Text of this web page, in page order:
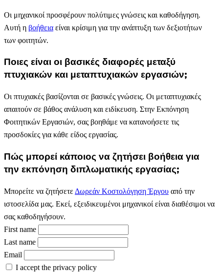
Οι μηχανικοί προσφέρουν πολύτιμες γνώσεις και καθοδήγηση.
Αυτή η βοήθεια είναι κρίσιμη για την ανάπτυξη των δεξιοτήτων
των φοιτητών.
Ποιες είναι οι βασικές διαφορές μεταξύ
πτυχιακών και μεταπτυχιακών εργασιών;
Οι πτυχιακές βασίζονται σε βασικές γνώσεις. Οι μεταπτυχιακές
απαιτούν σε βάθος ανάλυση και ειδίκευση. Στην Εκπόνηση
Φοιτητικών Εργασιών, σας βοηθάμε να κατανοήσετε τις
προσδοκίες για κάθε είδος εργασίας.
Πώς μπορεί κάποιος να ζητήσει βοήθεια για
την εκπόνηση διπλωματικής εργασίας;
Μπορείτε να ζητήσετε Δωρεάν Κοστολόγηση Έργου από την
ιστοσελίδα μας. Εκεί, εξειδικευμένοι μηχανικοί είναι διαθέσιμοι να
σας καθοδηγήσουν.
First name
Last name
Email
I accept the privacy policy